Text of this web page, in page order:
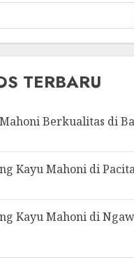
TERBARU
Berkualitas di
Kayu Mahoni di
Kayu Mahoni di